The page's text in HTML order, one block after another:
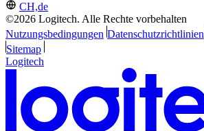
CH,de
©2026 Logitech. Alle Rechte vorbehalten
Nutzungsbedingungen Datenschutzrichtlinien
Sitemap
Logitech